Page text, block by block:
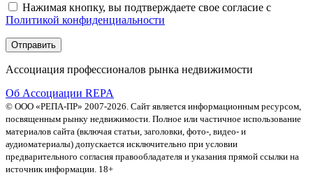
Нажимая кнопку, вы подтверждаете свое согласие с
Политикой конфиденциальности
Ассоциация профессионалов рынка недвижимости
Об Ассоциации REPA
© ООО «РЕПА-ПР» 2007-2026. Сайт является информационным ресурсом,
посвященным рынку недвижимости. Полное или частичное использование
материалов сайта (включая статьи, заголовки, фото-, видео- и
аудиоматериалы) допускается исключительно при условии
предварительного согласия правообладателя и указания прямой ссылки на
источник информации. 18+